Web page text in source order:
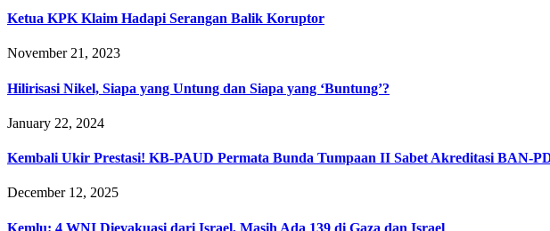
Ketua KPK Klaim Hadapi Serangan Balik Koruptor
November 21, 2023
Hilirisasi Nikel, Siapa yang Untung dan Siapa yang ‘Buntung’?
January 22, 2024
Kembali Ukir Prestasi! KB-PAUD Permata Bunda Tumpaan II Sabet Akreditasi BAN-
December 12, 2025
Kemlu: 4 WNI Dievakuasi dari Israel, Masih Ada 139 di Gaza dan Israel